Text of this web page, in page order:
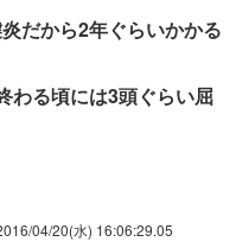
だから2年ぐらいかかる
わる頃には3頭ぐらい屈
04/20(水) 16:06:29.05